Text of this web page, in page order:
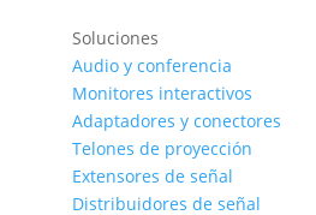
Soluciones
Audio y conferencia
Monitores interactivos
Adaptadores y conectores
Telones de proyección
Extensores de señal
Distribuidores de señal